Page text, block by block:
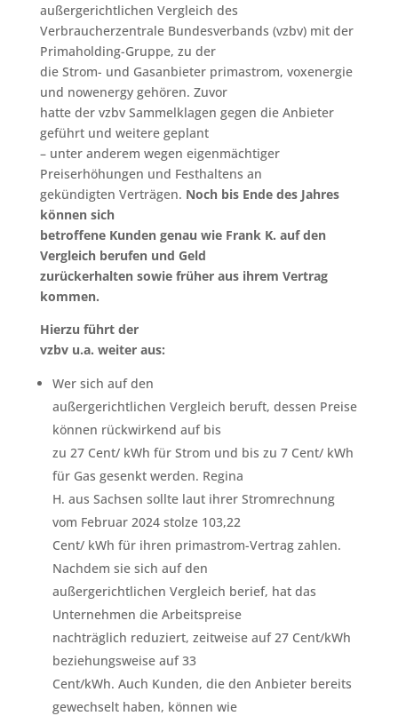
außergerichtlichen Vergleich des
Verbraucherzentrale Bundesverbands (vzbv) mit der
Primaholding-Gruppe, zu der
die Strom- und Gasanbieter primastrom, voxenergie
und nowenergy gehören. Zuvor
hatte der vzbv Sammelklagen gegen die Anbieter
geführt und weitere geplant
– unter anderem wegen eigenmächtiger
Preiserhöhungen und Festhaltens an
gekündigten Verträgen. Noch bis Ende des Jahres
können sich
betroffene Kunden genau wie Frank K. auf den
Vergleich berufen und Geld
zurückerhalten sowie früher aus ihrem Vertrag
kommen.
Hierzu führt der
vzbv u.a. weiter aus:
Wer sich auf den
außergerichtlichen Vergleich beruft, dessen Preise
können rückwirkend auf bis
zu 27 Cent/ kWh für Strom und bis zu 7 Cent/ kWh
für Gas gesenkt werden. Regina
H. aus Sachsen sollte laut ihrer Stromrechnung
vom Februar 2024 stolze 103,22
Cent/ kWh für ihren primastrom-Vertrag zahlen.
Nachdem sie sich auf den
außergerichtlichen Vergleich berief, hat das
Unternehmen die Arbeitspreise
nachträglich reduziert, zeitweise auf 27 Cent/kWh
beziehungsweise auf 33
Cent/kWh. Auch Kunden, die den Anbieter bereits
gewechselt haben, können wie